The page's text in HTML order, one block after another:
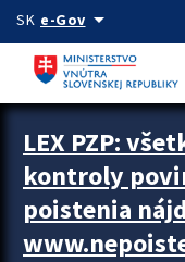
Preskocit na hlavný obsah
SK e-Govarrow_drop_down
Zastavit automatický
LEX PZP:
kontroly
poistenia